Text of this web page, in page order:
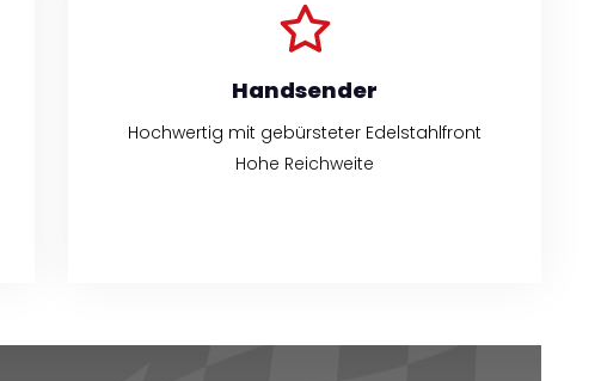
Handsender
Hochwertig mit gebürsteter Edelstahlfront
Hohe Reichweite